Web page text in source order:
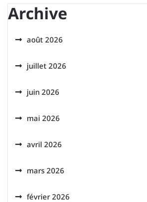
Archive
août 2026
juillet 2026
juin 2026
mai 2026
avril 2026
mars 2026
février 2026